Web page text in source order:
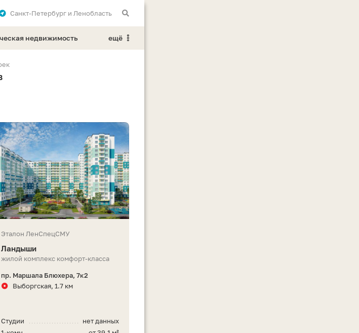
Санкт-Петербург и Ленобласть
недвижимость ещё
Эталон ЛенСпецСМУ
Ландыши
жилой комплекс комфорт-класса
пр. Маршала Блюхера, 7к2
Выборгская, 1.7 км
нет данных
Студии